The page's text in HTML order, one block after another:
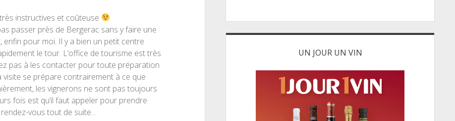
instructives et coûteuse
passer près de Bergerac sans y faire une
enfin pour moi. Il y a bien un petit centre
le tour. L’office de tourisme est très
pas à les contacter pour toute préparation
visite se prépare contrairement à ce que
les vignerons ne sont pas toujours
fois est qu’il faut appeler pour prendre
vous tout de suite…
UN JOUR UN VIN